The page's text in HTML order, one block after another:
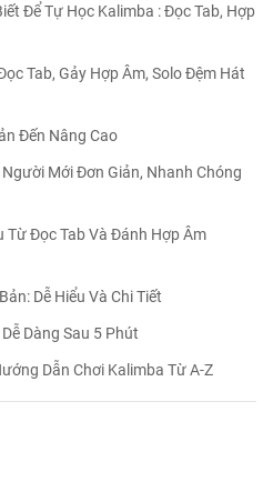
Để Tự Học Kalimba : Đọc Tab, Hợp
Tab, Gảy Hợp Âm, Solo Đệm Hát
Đến Nâng Cao
Mới Đơn Giản, Nhanh Chóng
Đọc Tab Và Đánh Hợp Âm
Dễ Hiểu Và Chi Tiết
Dàng Sau 5 Phút
Dẫn Chơi Kalimba Từ A-Z